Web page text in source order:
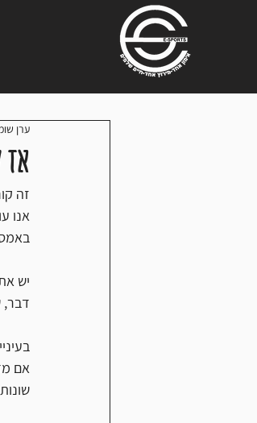
ערן
זה
אנו
יש
דבר,
אם